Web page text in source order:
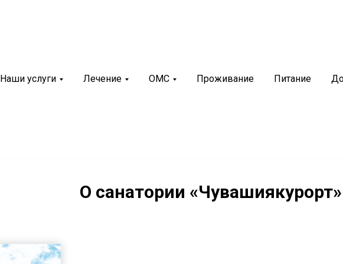
Наши услуги Лечение ОМС Проживание Питание
Современный инновационный санаторно-
О санатории «Чувашиякурорт»